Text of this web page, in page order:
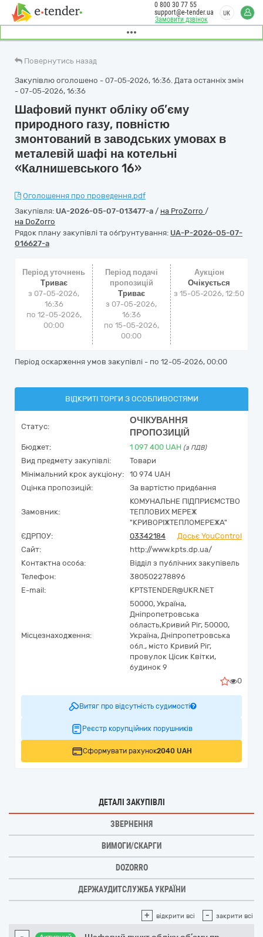
Замовити дзвінок
0 800 30 77 55
support@e-tender.ua
UK
Повернутись назад
Закупівлю оголошено - 07-05-2026, 16:36. Дата останніх змін
- 07-05-2026, 16:36
Шафовий пункт обліку об’єму
природного газу, повністю
змонтований в заводських умовах в
металевій шафі на котельні
«Калнишевського 16»
Оголошення про проведення.pdf
Закупівля: UA-2026-05-07-013477-a / на ProZorro /
на DoZorro
Рядок плану закупівлі та обґрунтування: UA-P-2026-05-07-
016627-a
Період уточнень
Триває
з 07-05-2026,
16:36
по 12-05-2026,
00:00
Період подачі
пропозицій
Триває
з 07-05-2026,
16:36
по 15-05-2026,
00:00
Аукціон
Очікується
з15-05-2026, 12:50
Період оскарження умов закупівлі - по 12-05-2026, 00:00
ВІДКРИТІ ТОРГИ З ОСОБЛИВОСТЯМИ
Статус:
ОЧІКУВАННЯ
ПРОПОЗИЦІЙ
Бюджет: 1 097 400 UAH (з ПДВ)
Вид предмету закупівлі:
Товари
Мінімальний крок аукціону:
10 974 UAH
Оцінка пропозицій:
За вартістю придбання
Замовник:
КОМУНАЛЬНЕ ПІДПРИЄМСТВО
ТЕПЛОВИХ МЕРЕЖ
"КРИВОРІЖТЕПЛОМЕРЕЖА"
ЄДРПОУ:
03342184
Досьє YouControl
Сайт:
http://www.kpts.dp.ua/
Контактна особа:
Відділ з публічних закупівель
Телефон:
380502278896
E-mail:
KPTSTENDER@UKR.NET
Місцезнаходження:
50000, Україна,
Дніпропетровська
область,Кривий Ріг, 50000,
Україна, Дніпропетровська
обл., місто Кривий Ріг,
провулок Цісик Квітки,
будинок 9
0
Витяг про відсутність судимості
Реєстр корупційних порушників
Сформувати рахунок2040 UAH
ДЕТАЛІ ЗАКУПІВЛІ
ЗВЕРНЕННЯ
ВИМОГИ/СКАРГИ
DOZORRO
ДЕРЖАУДИТСЛУЖБА УКРАЇНИ
+ відкрити всі - закрити всі